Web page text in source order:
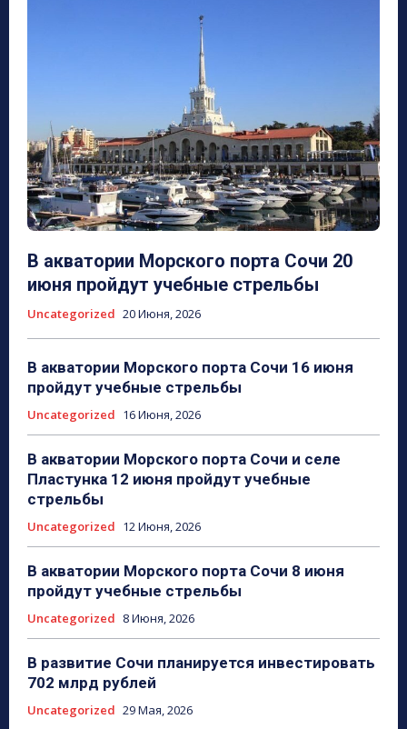
В акватории Морского порта Сочи 20
июня пройдут учебные стрельбы
Uncategorized 20 Июня, 2026
В акватории Морского порта Сочи 16 июня
пройдут учебные стрельбы
Uncategorized 16 Июня, 2026
В акватории Морского порта Сочи и селе
Пластунка 12 июня пройдут учебные
стрельбы
Uncategorized 12 Июня, 2026
В акватории Морского порта Сочи 8 июня
пройдут учебные стрельбы
Uncategorized 8 Июня, 2026
В развитие Сочи планируется инвестировать
702 млрд рублей
Uncategorized 29 Мая, 2026